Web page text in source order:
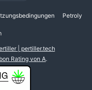
Petroly
| pertiller.tech
Rating von A.